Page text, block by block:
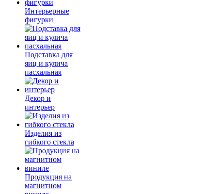
Интерьерные
фигурки
Подставка для
яиц и кулича
пасхальная
Декор и
интерьер
Изделия из
гибкого стекла
Продукция на
магнитном